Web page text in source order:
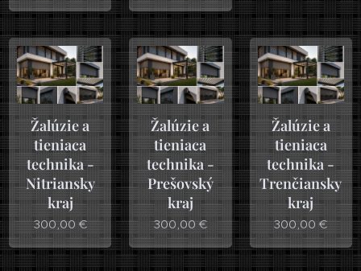
Žalúzie a
tieniaca
technika -
Nitriansky
kraj
300,00 €
Žalúzie a
tieniaca
technika -
Prešovský
kraj
300,00€
Žalúzie a
tieniaca
technika -
Trenčiansky
kraj
300,00 €